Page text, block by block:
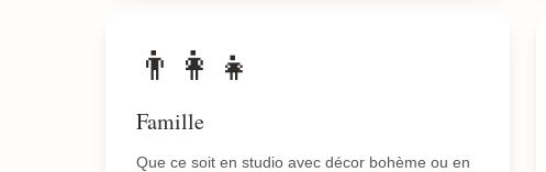
👨‍👩‍👧
Famille
Que ce soit en studio avec décor bohème ou en